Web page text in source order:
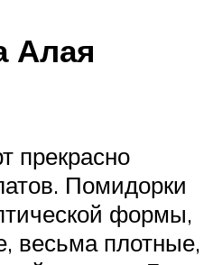
Алая
прекрасно
Помидорки
формы,
весьма плотные,